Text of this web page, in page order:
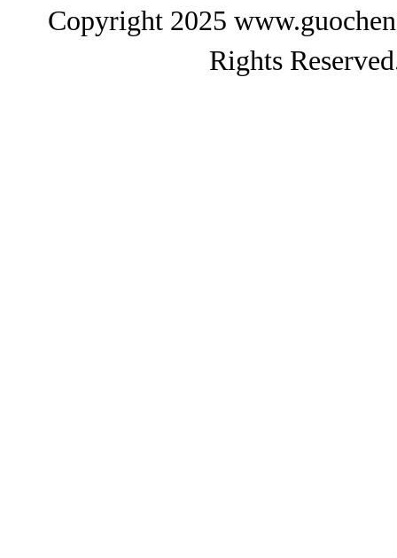
Copyright 2025
Rights